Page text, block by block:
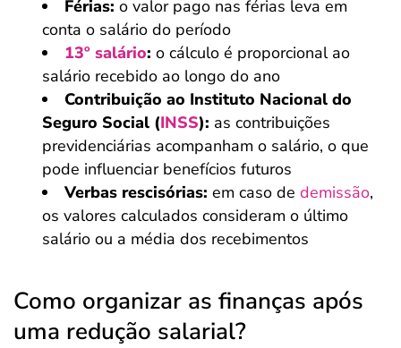
Férias: o valor pago nas férias leva em
conta o salário do período
13º salário: o cálculo é proporcional ao
salário recebido ao longo do ano
Contribuição ao Instituto Nacional do
Seguro Social (INSS): as contribuições
previdenciárias acompanham o salário, o que
pode influenciar benefícios futuros
Verbas rescisórias: em caso de demissão,
os valores calculados consideram o último
salário ou a média dos recebimentos
Como organizar as finanças após
uma redução salarial?